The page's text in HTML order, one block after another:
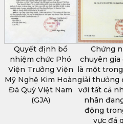
Quyết định bổ
nhiệm chức Phó
Viện Trưởng Viện
Mỹ Nghệ Kim Hoàn
Đá Quý Việt Nam
(GJA)
Chứng
chuyên gia
là một
giải thưởng
với tất cả
nhân
động
vực đá